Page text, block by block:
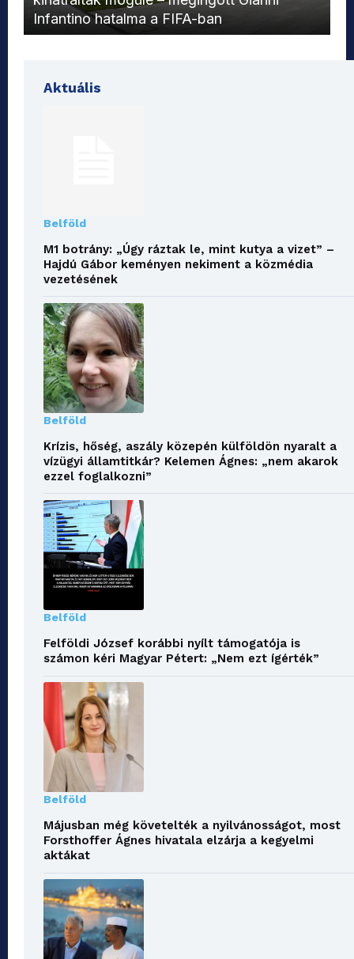
Infantino hatalma a FIFA-ban
Aktuális
Belföld
M1 botrány: „Úgy ráztak le, mint kutya a vizet” –
Hajdú Gábor keményen nekiment a közmédia
vezetésének
Belföld
Krízis, hőség, aszály közepén külföldön nyaralt a
vízügyi államtitkár? Kelemen Ágnes: „nem akarok
ezzel foglalkozni”
Belföld
Felföldi József korábbi nyílt támogatója is
számon kéri Magyar Pétert: „Nem ezt ígérték”
Belföld
Májusban még követelték a nyilvánosságot, most
Forsthoffer Ágnes hivatala elzárja a kegyelmi
aktákat